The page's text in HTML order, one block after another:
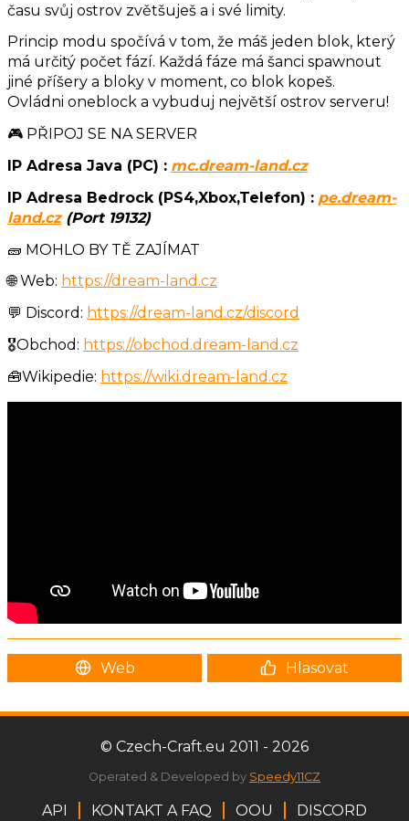
času svůj ostrov zvětšuješ a i své limity.
Princip modu spočívá v tom, že máš jeden blok, který
má určitý počet fází. Každá fáze má šanci spawnout
jiné příšery a bloky v moment, co blok kopeš.
Ovládni oneblock a vybuduj největší ostrov serveru!
🎮️ PŘIPOJ SE NA SERVER
IP Adresa Java (PC) : mc.dream-land.cz
IP Adresa Bedrock (PS4,Xbox,Telefon) : pe.dream-
land.cz(Port 19132)
🧱 MOHLO BY TĚ ZAJÍMAT
🌐 Web: https://dream-land.cz
💬 Discord: https://dream-land.cz/discord
🎖️Obchod: https://obchod.dream-land.cz
🧰Wikipedie: https://wiki.dream-land.cz
Web Hlasovat
© Czech-Craft.eu 2011 - 2026
Operated & Developed by Speedy11CZ
API KONTAKT A FAQ OOU DISCORD